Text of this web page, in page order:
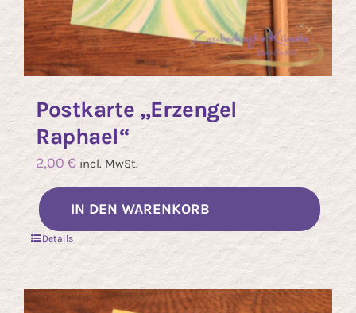
Postkarte „Erzengel
Raphael“
2,00 € incl. MwSt.
IN DEN WARENKORB
Details